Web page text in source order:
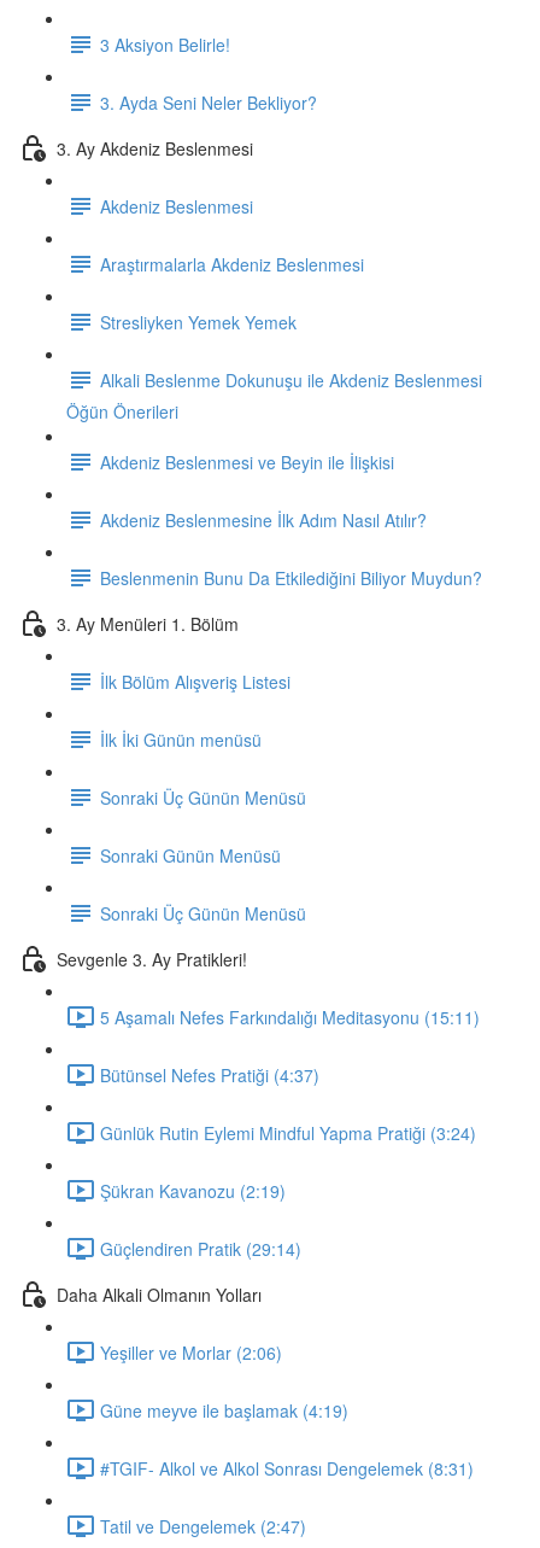
3 Aksiyon Belirle!
3. Ayda Seni Neler Bekliyor?
3. Ay Akdeniz Beslenmesi
Akdeniz Beslenmesi
Araştırmalarla Akdeniz Beslenmesi
Stresliyken Yemek Yemek
Alkali Beslenme Dokunuşu ile Akdeniz Beslenmesi
Öğün Önerileri
Akdeniz Beslenmesi ve Beyin ile İlişkisi
Akdeniz Beslenmesine İlk Adım Nasıl Atılır?
Beslenmenin Bunu Da Etkilediğini Biliyor Muydun?
3. Ay Menüleri 1. Bölüm
İlk Bölüm Alışveriş Listesi
İlk İki Günün menüsü
Sonraki Üç Günün Menüsü
Sonraki Günün Menüsü
Sonraki Üç Günün Menüsü
Sevgenle 3. Ay Pratikleri!
5 Aşamalı Nefes Farkındalığı Meditasyonu (15:11)
Bütünsel Nefes Pratiği (4:37)
Günlük Rutin Eylemi Mindful Yapma Pratiği (3:24)
Şükran Kavanozu (2:19)
Güçlendiren Pratik (29:14)
Daha Alkali Olmanın Yolları
Yeşiller ve Morlar (2:06)
Güne meyve ile başlamak (4:19)
#TGIF- Alkol ve Alkol Sonrası Dengelemek (8:31)
Tatil ve Dengelemek (2:47)